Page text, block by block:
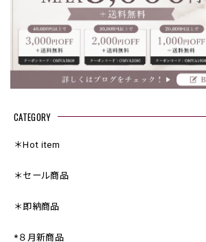
CATEGORY
＊Hot item
＊セール商品
＊即納商品
*８月新商品